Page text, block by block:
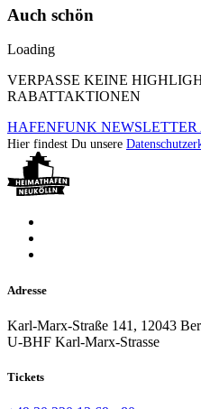
Auch schön
Loading
VERPASSE KEINE
RABATTAKTIONEN
HAFENFUNK
Hier findest Du unsere
Adresse
Karl-Marx-Straße 141, 12043
U-BHF Karl-Marx-Strasse
Tickets